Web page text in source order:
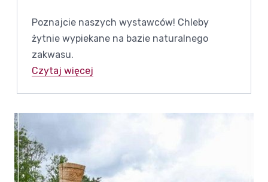
Poznajcie naszych wystawców! Chleby
żytnie wypiekane na bazie naturalnego
zakwasu.
Czytaj więcej